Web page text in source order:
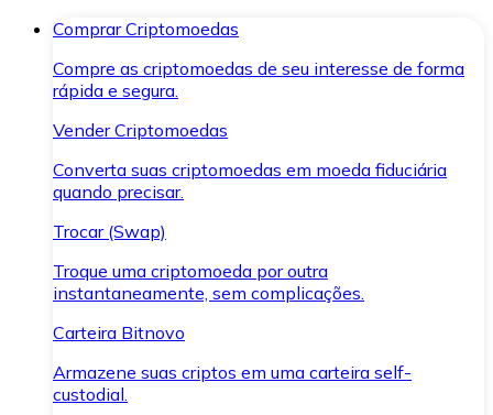
Comprar Criptomoedas
Compre as criptomoedas de seu interesse de forma
rápida e segura.
Vender Criptomoedas
Converta suas criptomoedas em moeda fiduciária
quando precisar.
Trocar (Swap)
Troque uma criptomoeda por outra
instantaneamente, sem complicações.
Carteira Bitnovo
Armazene suas criptos em uma carteira self-
custodial.